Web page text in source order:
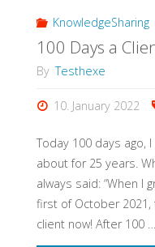
vor
–
KnowledgeSharing
100 Days a
By Testhexe
10. January 2022
Today 100 days ago,
about for 25 years.
always said: “When I
first of October 2021,
client now! After 100 …